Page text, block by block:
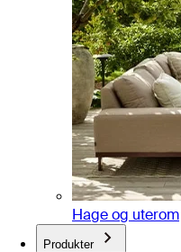
Hage og uterom
Produkter